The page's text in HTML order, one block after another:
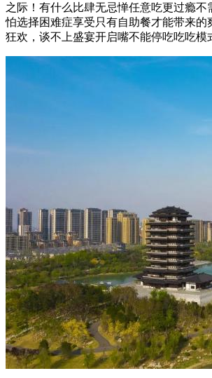
之际！有什么比肆无忌惮任意吃更过瘾不
怕选择困难症享受只有自助餐才能带来的
狂欢，谈不上盛宴开启嘴不能停吃吃吃模